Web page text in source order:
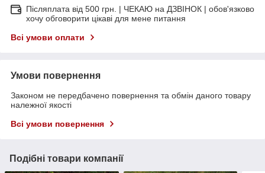
Післяплата від 500 грн. | ЧЕКАЮ на ДЗВІНОК | обов'язково
хочу обговорити цікаві для мене питання
Всі умови оплати
Умови повернення
Законом не передбачено повернення та обмін даного товару
належної якості
Всі умови повернення
Подібні товари компанії